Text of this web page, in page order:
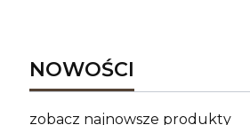
NOWOŚCI
zobacz najnowsze produkty